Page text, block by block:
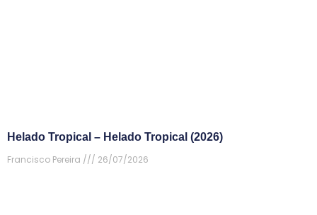
Helado Tropical – Helado Tropical (2026)
Francisco Pereira
26/07/2026